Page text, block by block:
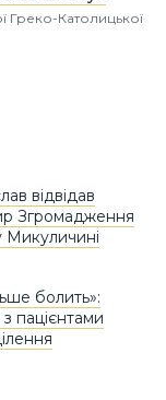
Греко-Католицької
відвідав
Згромадження
Микуличині
болить»:
пацієнтами